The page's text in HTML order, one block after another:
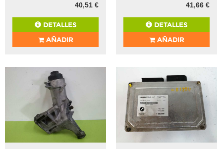
40,51 €
DETALLES
AÑADIR
41,66 €
DETALLES
AÑADIR